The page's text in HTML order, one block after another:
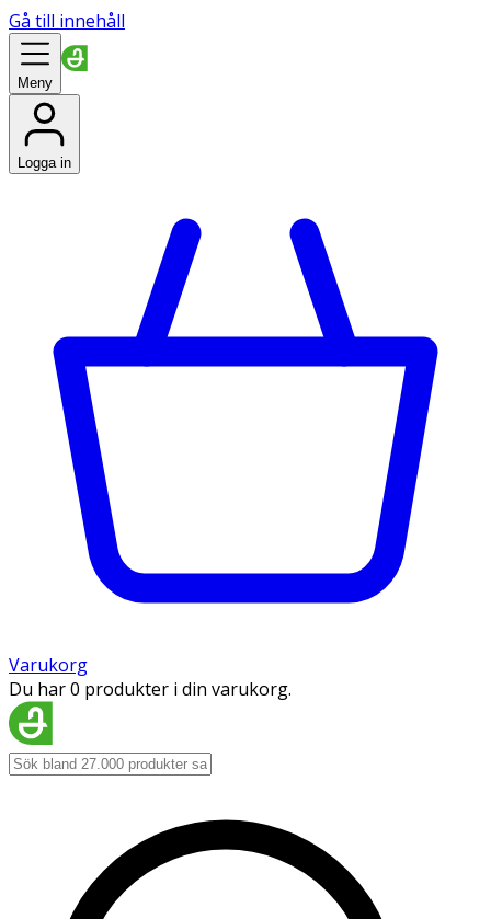
Gå till innehåll
Meny
Logga in
Varukorg
Du har 0 produkter i din varukorg.